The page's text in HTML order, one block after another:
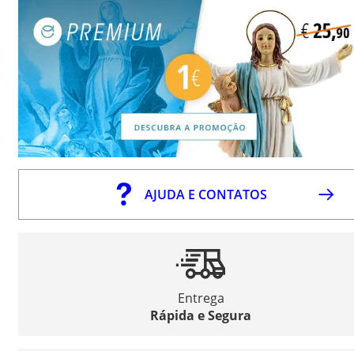
AJUDA E CONTATOS
Entrega
Rápida e Segura